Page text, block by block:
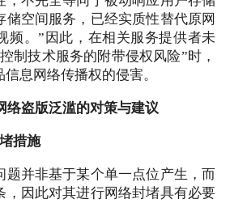
储空间服务，已经实质性替代原网
频。”因此，在相关服务提供者未
制技术服务的附带侵权风险”时，
息网络传播权的侵害。
络盗版泛滥的对策与建议
措施
并非基于某个单一点位产生，而
，因此对其进行网络封堵具有必要